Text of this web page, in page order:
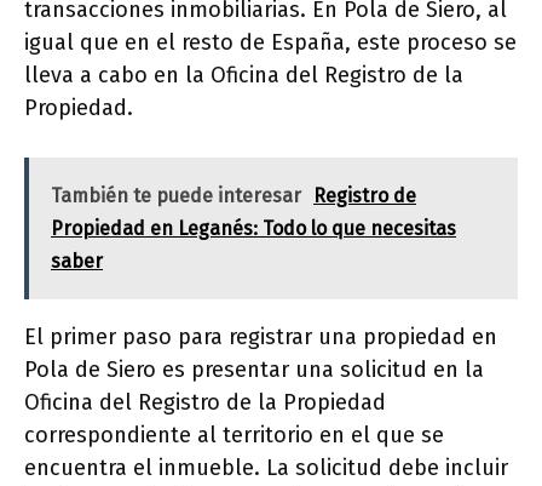
transacciones inmobiliarias. En Pola de Siero, al
igual que en el resto de España, este proceso se
lleva a cabo en la Oficina del Registro de la
Propiedad.
También te puede interesar
Registro de
Propiedad en Leganés: Todo lo que necesitas
saber
El primer paso para registrar una propiedad en
Pola de Siero es presentar una solicitud en la
Oficina del Registro de la Propiedad
correspondiente al territorio en el que se
encuentra el inmueble. La solicitud debe incluir